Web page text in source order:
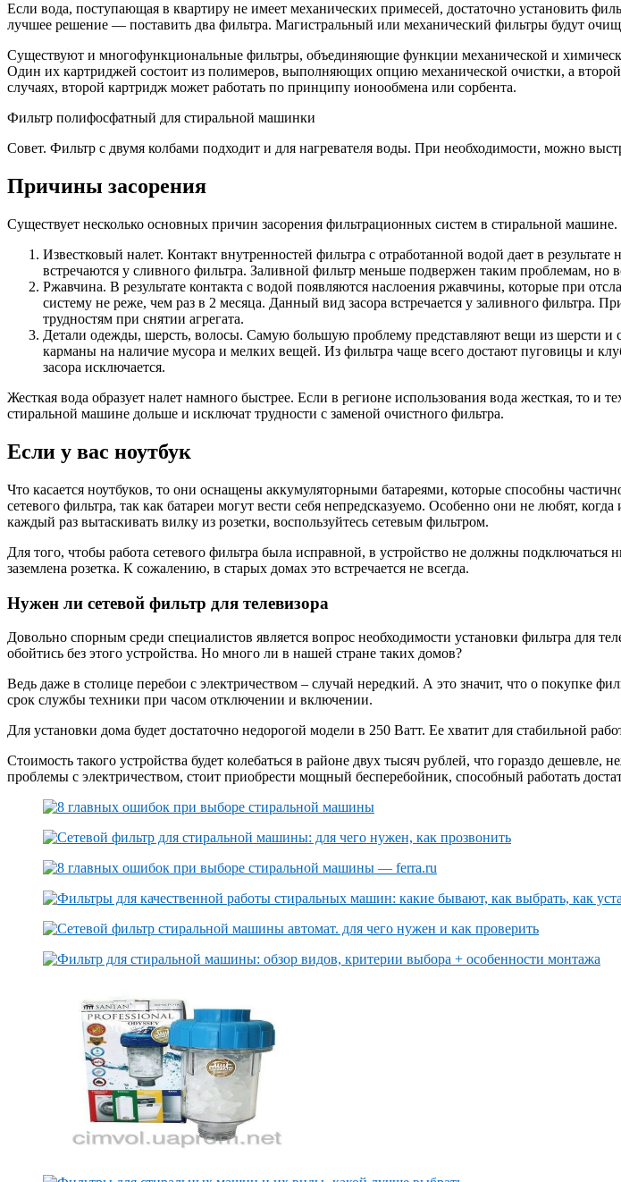
Если вода, поступающая в квартиру не имеет механических примесей, достаточно установить
лучшее решение — поставить два фильтра. Магистральный или механический фильтры будут
Существуют и многофункциональные фильтры, объединяющие функции механической и
Один их картриджей состоит из полимеров, выполняющих опцию механической очистки, а
случаях, второй картридж может работать по принципу ионообмена или сорбента.
Фильтр полифосфатный для стиральной машинки
Совет. Фильтр с двумя колбами подходит и для нагревателя воды. При необходимости, можно
Причины засорения
Существует несколько основных причин засорения фильтрационных систем в стиральной
Известковый налет. Контакт внутренностей фильтра с отработанной водой дает в
встречаются у сливного фильтра. Заливной фильтр меньше подвержен таким проблемам, но
Ржавчина. В результате контакта с водой появляются наслоения ржавчины, которые при
систему не реже, чем раз в 2 месяца. Данный вид засора встречается у заливного фильтра.
трудностям при снятии агрегата.
Детали одежды, шерсть, волосы. Самую большую проблему представляют вещи из шерсти и
карманы на наличие мусора и мелких вещей. Из фильтра чаще всего достают пуговицы и
засора исключается.
Жесткая вода образует налет намного быстрее. Если в регионе использования вода жесткая, то
стиральной машине дольше и исключат трудности с заменой очистного фильтра.
Если у вас ноутбук
Что касается ноутбуков, то они оснащены аккумуляторными батареями, которые способны
сетевого фильтра, так как батареи могут вести себя непредсказуемо. Особенно они не любят,
каждый раз вытаскивать вилку из розетки, воспользуйтесь сетевым фильтром.
Для того, чтобы работа сетевого фильтра была исправной, в устройство не должны
заземлена розетка. К сожалению, в старых домах это встречается не всегда.
Нужен ли сетевой фильтр для телевизора
Довольно спорным среди специалистов является вопрос необходимости установки фильтра для
обойтись без этого устройства. Но много ли в нашей стране таких домов?
Ведь даже в столице перебои с электричеством – случай нередкий. А это значит, что о покупке
срок службы техники при часом отключении и включении.
Для установки дома будет достаточно недорогой модели в 250 Ватт. Ее хватит для стабильной
Стоимость такого устройства будет колебаться в районе двух тысяч рублей, что гораздо
проблемы с электричеством, стоит приобрести мощный бесперебойник, способный работать